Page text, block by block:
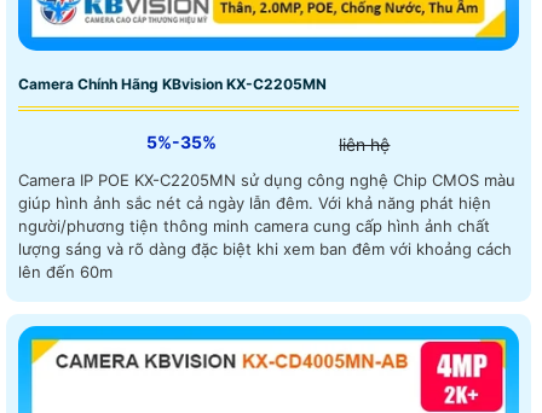
Camera Chính Hãng KBvision KX-C2205MN
5%-35% liên hệ
Camera IP POE KX-C2205MN sử dụng công nghệ Chip CMOS màu
giúp hình ảnh sắc nét cả ngày lẫn đêm. Với khả năng phát hiện
người/phương tiện thông minh camera cung cấp hình ảnh chất
lượng sáng và rõ dàng đặc biệt khi xem ban đêm với khoảng cách
lên đến 60m